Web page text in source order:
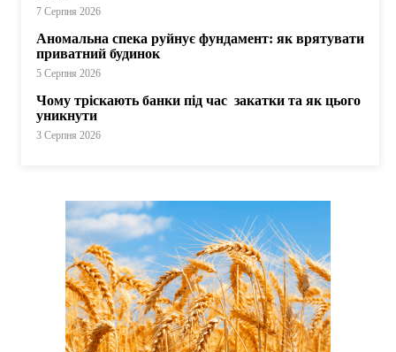
7 Серпня 2026
Аномальна спека руйнує фундамент: як врятувати
приватний будинок
5 Серпня 2026
Чому тріскають банки під час закатки та як цього
уникнути
3 Серпня 2026